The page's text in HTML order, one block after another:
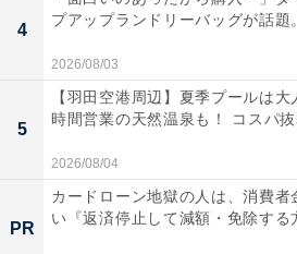
味噌ヌーボーのおすすめレシピ
4
プアップランドリーバッグが話題
2026/08/03
5
【羽田空港周辺】夏季プールは
時間営業の天然温泉も！ コスパ抜
2026/08/04
PR
カードローン地獄の人は、消費者
い『返済停止して減額・免除する